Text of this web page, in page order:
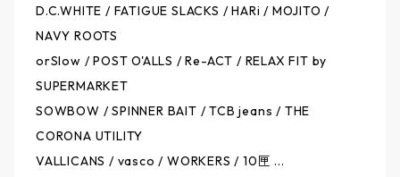
TCB jeans / ティーシービージーンズ
THE CORONA UTILITY / コロナ
VALLICANS / バリカンズ
D.C.WHITE / FATIGUE SLACKS / HARi / MOJITO /
NAVY ROOTS
orSlow / POST O'ALLS / Re-ACT / RELAX FIT by
SUPERMARKET
SOWBOW / SPINNER BAIT / TCB jeans / THE
CORONA UTILITY
VALLICANS / vasco / WORKERS / 10匣 ...